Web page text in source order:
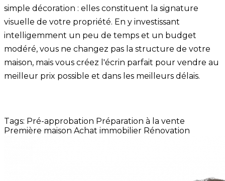
simple décoration : elles constituent la signature
visuelle de votre propriété. En y investissant
intelligemment un peu de temps et un budget
modéré, vous ne changez pas la structure de votre
maison, mais vous créez l'écrin parfait pour vendre au
meilleur prix possible et dans les meilleurs délais.
Tags: Pré-approbation Préparation à la vente
Première maison Achat immobilier Rénovation